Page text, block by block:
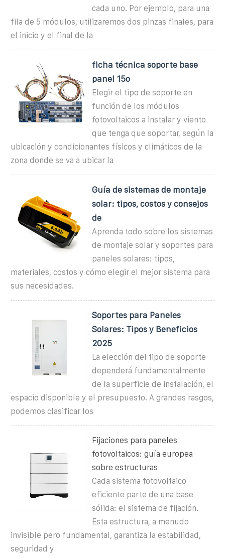
cada uno. Por ejemplo, para una
fila de 5 módulos, utilizaremos dos pinzas finales, para
el inicio y el final de la
ficha técnica soporte base
panel 15o
Elegir el tipo de soporte en
función de los módulos
fotovoltaicos a instalar y viento
que tenga que soportar, según la
ubicación y condicionantes físicos y climáticos de la
zona donde se va a ubicar la
Guía de sistemas de montaje
solar: tipos, costos y consejos
de
Aprenda todo sobre los sistemas
de montaje solar y soportes para
paneles solares: tipos,
materiales, costos y cómo elegir el mejor sistema para
sus necesidades.
Soportes para Paneles
Solares: Tipos y Beneficios
2025
La elección del tipo de soporte
dependerá fundamentalmente
de la superficie de instalación, el
espacio disponible y el presupuesto. A grandes rasgos,
podemos clasificar los
Fijaciones para paneles
fotovoltaicos: guía europea
sobre estructuras
Cada sistema fotovoltaico
eficiente parte de una base
sólida: el sistema de fijación.
Esta estructura, a menudo
invisible pero fundamental, garantiza la estabilidad,
seguridad y